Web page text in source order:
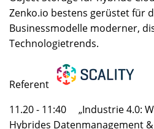
Zenko.io bestens gerüstet für
Businessmodelle moderner,
Technologietrends.
Referent
11.20 - 11:40 „Industrie 4.0:
Hybrides Datenmanagement